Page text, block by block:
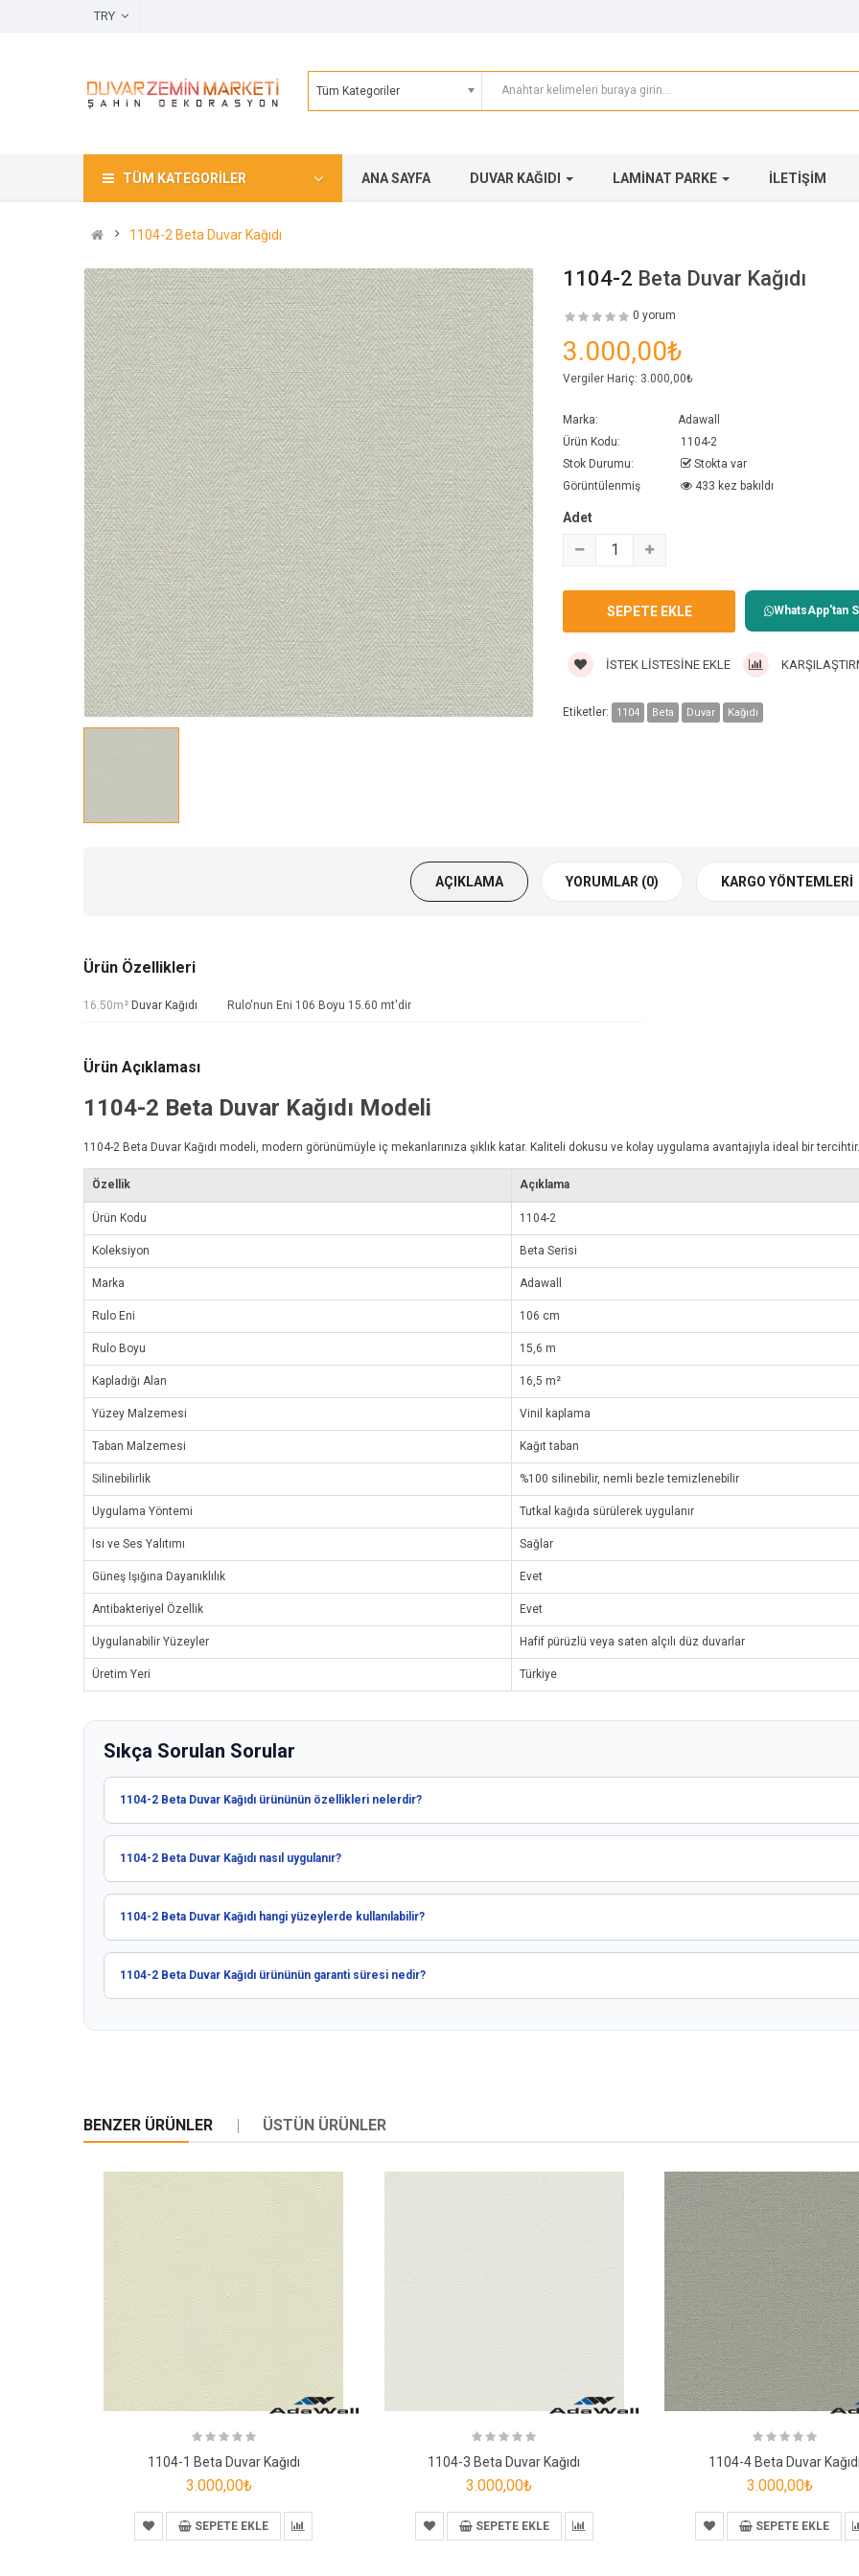
Tüm Kategoriler
TÜM KATEGORILER ANA SAYFA DUVAR KAĞIDI LAMINAT PARKE İLETIŞIM
1104-2 Beta Duvar Kağıdı
1104-2 Beta Duvar Kağıdı
0 yorum
3.000,00₺
Vergiler Hariç: 3.000,00₺
Marka:
Adawall
Ürün Kodu:
1104-2
Stok Durumu:
Stokta var
Görüntülenmiş
433 kez bakıldı
Adet
WhatsApp'tan
İSTEK LISTESINE EKLE
Etiketler: 1104 Beta Duvar Kağıdı
AÇIKLAMA YORUMLAR (0) KARGO YÖNTEMLERI
Ürün Özellikleri
16.50m² Duvar Kağıdı Rulo'nun Eni 106 Boyu 15.60 mt'dir
Ürün Açıklaması
1104-2 Beta Duvar Kağıdı Modeli
1104-2 Beta Duvar Kağıdı modeli, modern görünümüyle iç mekanlarınıza şıklık katar. Kaliteli dokusu ve kolay uygulama avantajıyla ideal bir tercihtir.
Özellik Açıklama
Ürün Kodu 1104-2
Koleksiyon Beta Serisi
Marka Adawall
Rulo Eni 106 cm
Rulo Boyu 15,6 m
Kapladığı Alan 16,5 m²
Yüzey Malzemesi Vinil kaplama
Taban Malzemesi Kağıt taban
Silinebilirlik %100 silinebilir, nemli bezle temizlenebilir
Uygulama Yöntemi Tutkal kağıda sürülerek uygulanır
Isı ve Ses Yalıtımı Sağlar
Güneş Işığına Dayanıklılık Evet
Antibakteriyel Özellik Evet
Uygulanabilir Yüzeyler Hafif pürüzlü veya saten alçılı düz duvarlar
Üretim Yeri Türkiye
Sıkça Sorulan Sorular
1104-2 Beta Duvar Kağıdı ürününün özellikleri nelerdir?
1104-2 Beta Duvar Kağıdı nasıl uygulanır?
1104-2 Beta Duvar Kağıdı hangi yüzeylerde kullanılabilir?
1104-2 Beta Duvar Kağıdı ürününün garanti süresi nedir?
BENZER ÜRÜNLER ÜSTÜN ÜRÜNLER
1104-1 Beta Duvar Kağıdı
3.000,00₺
SEPETE EKLE
1104-3 Beta Duvar Kağıdı
3.000,00₺
SEPETE EKLE
1104-4 Beta Duvar
3.000,00₺
SEPETE EKLE